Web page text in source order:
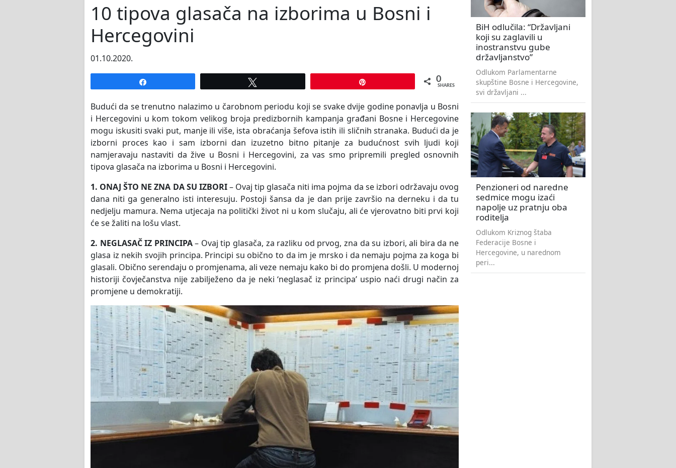
10 tipova glasača na izborima u Bosni i
Hercegovini
01.10.2020.
0
SHARES
Budući da se trenutno nalazimo u čarobnom periodu koji se svake dvije godine ponavlja u Bosni
i Hercegovini u kom tokom velikog broja predizbornih kampanja građani Bosne i Hercegovine
mogu iskusiti svaki put, manje ili više, ista obraćanja šefova istih ili sličnih stranaka. Budući da je
izborni proces kao i sam izborni dan izuzetno bitno pitanje za budućnost svih ljudi koji
namjeravaju nastaviti da žive u Bosni i Hercegovini, za vas smo pripremili pregled osnovnih
tipova glasača na izborima u Bosni i Hercegovini.
1. ONAJ ŠTO NE ZNA DA SU IZBORI– Ovaj tip glasača niti ima pojma da se izbori održavaju ovog
dana niti ga generalno isti interesuju. Postoji šansa da je dan prije završio na derneku i da tu
nedjelju mamura. Nema utjecaja na politički život ni u kom slučaju, ali će vjerovatno biti prvi koji
će se žaliti na lošu vlast.
2. NEGLASAČ IZ PRINCIPA– Ovaj tip glasača, za razliku od prvog, zna da su izbori, ali bira da ne
glasa iz nekih svojih principa. Principi su obično to da im je mrsko i da nemaju pojma za koga bi
glasali. Obično serendaju o promjenama, ali veze nemaju kako bi do promjena došli. U modernoj
historiji čovječanstva nije zabilježeno da je neki ‘neglasač iz principa’ uspio naći drugi način za
promjene u demokratiji.
BiH odlučila: “Državljani
koji su zaglavili u
inostranstvu gube
državljanstvo”
Odlukom Parlamentarne
skupštine Bosne i Hercegovine,
svi državljani ...
Penzioneri od naredne
sedmice mogu izaći
napolje uz pratnju oba
roditelja
Odlukom Kriznog štaba
Federacije Bosne i
Hercegovine, u narednom
peri...